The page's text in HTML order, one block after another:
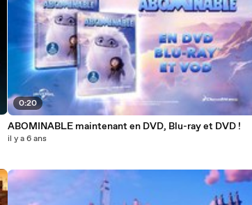
0:20
ABOMINABLE maintenant en DVD, Blu-ray et DVD !
il y a 6 ans